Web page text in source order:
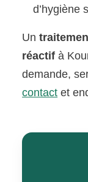
d’hygiène
Un
réactif à
demande,
contact et